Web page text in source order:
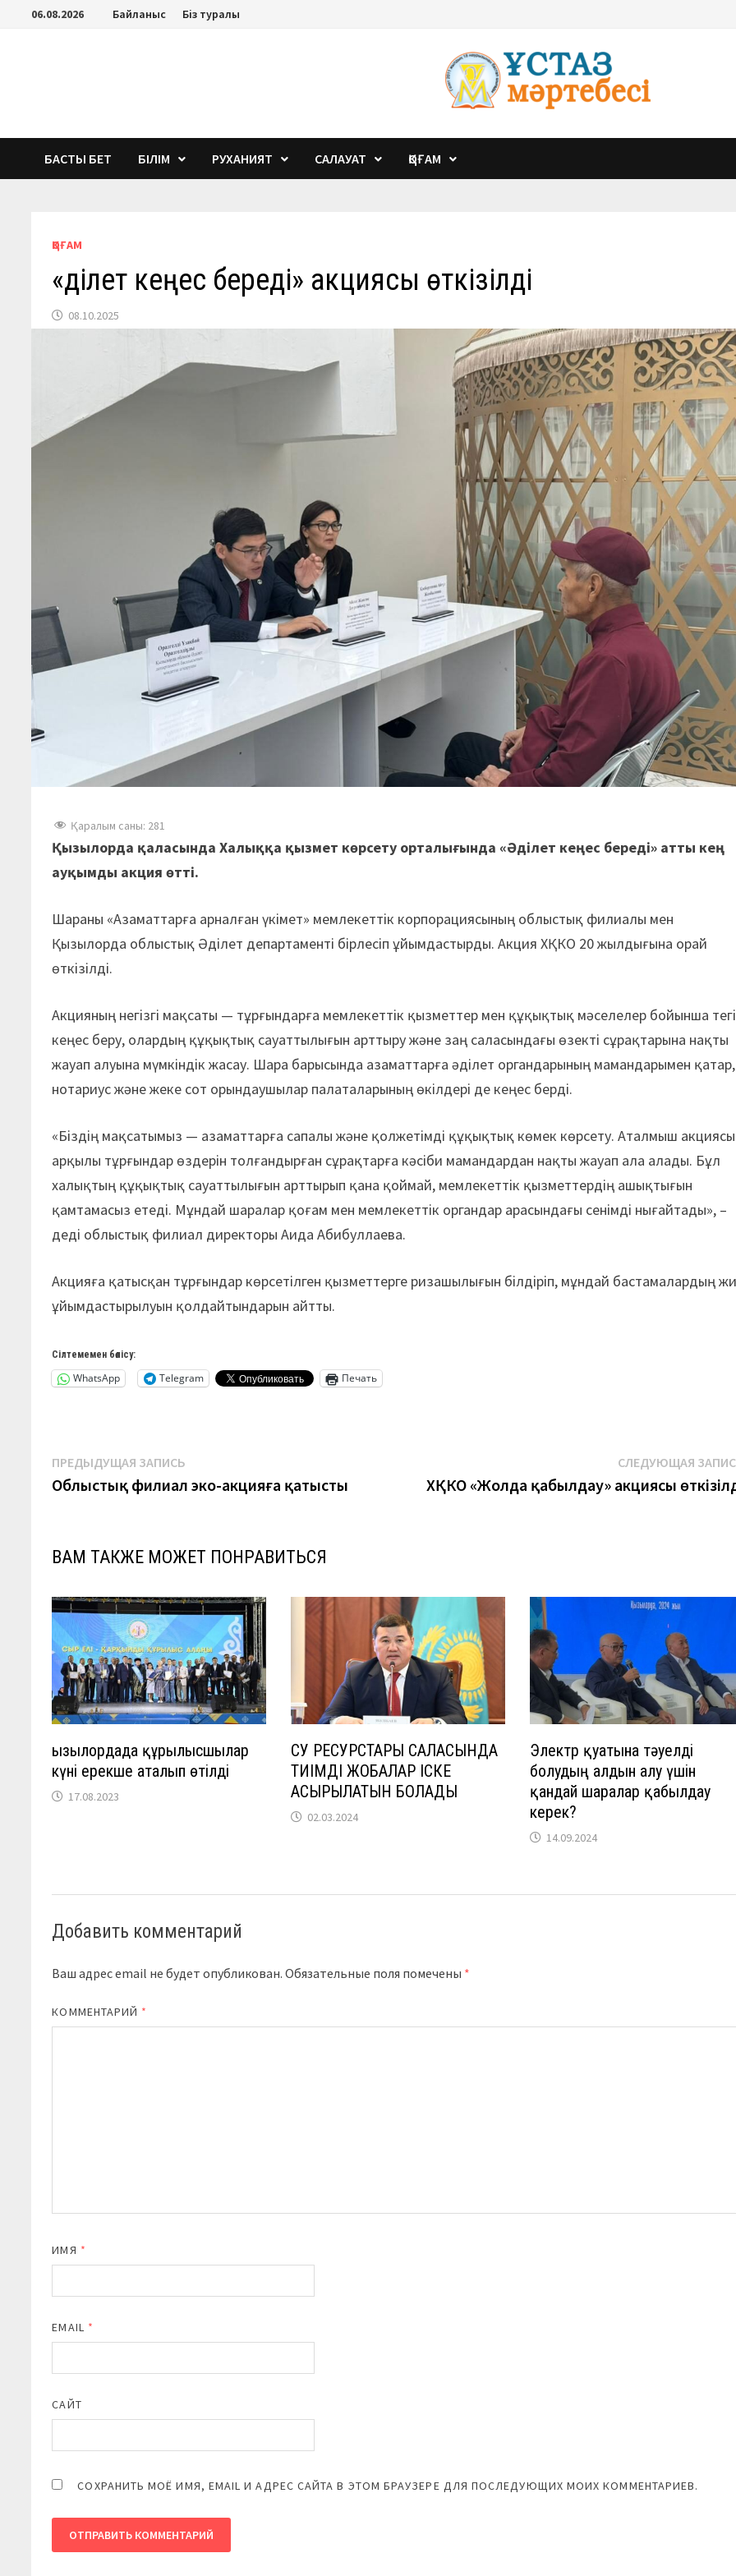
Перейти06.08.2026 Байланыс Біз туралы
БАСТЫ БЕТ БІЛІМ РУХАНИЯТ САЛАУАТ ҚОҒАМ
ҚОҒАМ
«Әділет кеңес береді» акциясы өткізілді
08.10.2025
Қаралым саны: 281
Қызылорда қаласында Халыққа қызмет көрсету орталығында «Әділет кеңес береді» атты кең
ауқымды акция өтті.
Шараны «Азаматтарға арналған үкімет» мемлекеттік корпорациясының облыстық филиалы мен
Қызылорда облыстық Әділет департаменті бірлесіп ұйымдастырды. Акция ХҚКО 20 жылдығына орай
өткізілді.
Акцияның негізгі мақсаты — тұрғындарға мемлекеттік қызметтер мен құқықтық мәселелер бойынша
кеңес беру, олардың құқықтық сауаттылығын арттыру және заң саласындағы өзекті сұрақтарына нақты
жауап алуына мүмкіндік жасау. Шара барысында азаматтарға әділет органдарының мамандарымен қатар,
нотариус және жеке сот орындаушылар палаталарының өкілдері де кеңес берді.
«Біздің мақсатымыз — азаматтарға сапалы және қолжетімді құқықтық көмек көрсету. Аталмыш акциясы
арқылы тұрғындар өздерін толғандырған сұрақтарға кәсіби мамандардан нақты жауап ала алады. Бұл
халықтың құқықтық сауаттылығын арттырып қана қоймай, мемлекеттік қызметтердің ашықтығын
қамтамасыз етеді. Мұндай шаралар қоғам мен мемлекеттік органдар арасындағы сенімді нығайтады», –
деді облыстық филиал директоры Аида Абибуллаева.
Акцияға қатысқан тұрғындар көрсетілген қызметтерге ризашылығын білдіріп, мұндай бастамалардың
ұйымдастырылуын қолдайтындарын айтты.
Сілтемемен бөлісу:
WhatsApp Telegram Печать
Навигация
по
ПРЕДЫДУЩАЯ ЗАПИСЬ
запись:
Облыстық филиал эко-акцияға қатысты
СЛЕДУЮЩАЯ
ХҚКО «Жолда қабылдау» акциясы
ВАМ ТАКЖЕ МОЖЕТ ПОНРАВИТЬСЯ
Қызылордада құрылысшылар
күні ерекше аталып өтілді
17.08.2023
СУ РЕСУРСТАРЫ САЛАСЫНДА
ТИІМДІ ЖОБАЛАР ІСКЕ
АСЫРЫЛАТЫН БОЛАДЫ
02.03.2024
Электр қуатына тәуелді
болудың алдын алу үшін
қандай шаралар қабылдау
керек?
14.09.2024
Добавить комментарий
Ваш адрес email не будет опубликован. Обязательные поля помечены *
КОММЕНТАРИЙ *
ИМЯ *
EMAIL *
САЙТ
СОХРАНИТЬ МОЁ ИМЯ, EMAIL И АДРЕС САЙТА В ЭТОМ БРАУЗЕРЕ ДЛЯ ПОСЛЕДУЮЩИХ МОИХ КОММЕНТАРИЕВ.